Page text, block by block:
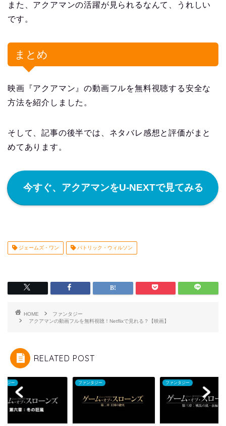
また、アクアマンの活躍が見られるなんて、うれしい
です。
まとめ
映画『アクアマン』の動画フルを無料視聴する安全な
方法を紹介しました。
そして、記事の後半では、ネタバレ感想と評価がまと
めてあります。
今すぐ、アクアマンをU-NEXTで見てみる
ジェームズ・ワン パトリック・ウィルソン
HOME
ファンタジー
アクアマンの動画フルを無料視聴！Netflixで見れる？【映画】
RELATED POST
タジー ファンタジー ファンタジー